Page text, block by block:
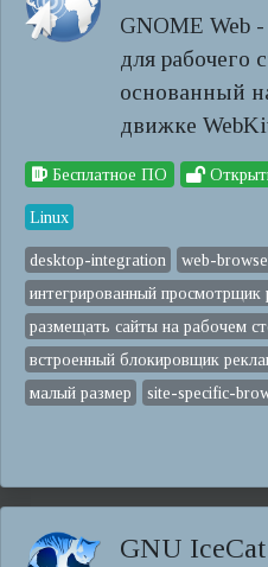
GNOME Web -
для рабочего
основанный
движке
Бесплатное ПО
Linux
desktop-integration web-
интегрированный просмотрщик
размещать сайты на рабочем
встроенный блокировщик
малый размер
site-specific-
GNU IceCat